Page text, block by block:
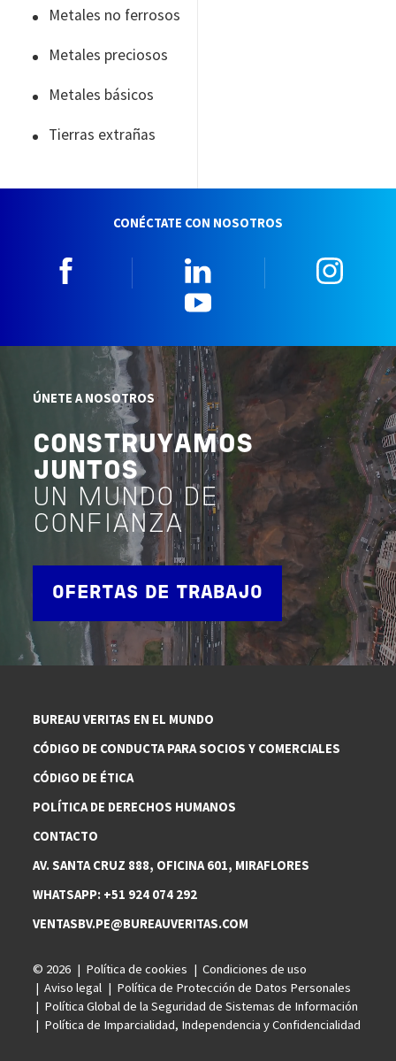
Metales no ferrosos
Metales preciosos
Metales básicos
Tierras extrañas
CONÉCTATE CON NOSOTROS
ÚNETE A NOSOTROS
CONSTRUYAMOS
JUNTOS
UN MUNDO DE
CONFIANZA
OFERTAS DE TRABAJO
BUREAU VERITAS EN EL MUNDO
CÓDIGO DE CONDUCTA PARA SOCIOS Y COMERCIALES
CÓDIGO DE ÉTICA
POLÍTICA DE DERECHOS HUMANOS
CONTACTO
AV. SANTA CRUZ 888, OFICINA 601, MIRAFLORES
WHATSAPP: +51 924 074 292
VENTASBV.PE@BUREAUVERITAS.COM
© 2026 Política de cookies
Condiciones de uso
Aviso legal
Política de Protección de Datos Personales
Política Global de la Seguridad de Sistemas de Información
Política de Imparcialidad, Independencia y Confidencialidad